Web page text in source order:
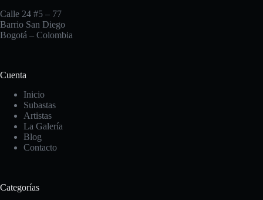
Calle 24 #5 – 77
Barrio San Diego
Bogotá – Colombia
Cuenta
Inicio
Subastas
Artistas
La Galería
Blog
Contacto
Categorías